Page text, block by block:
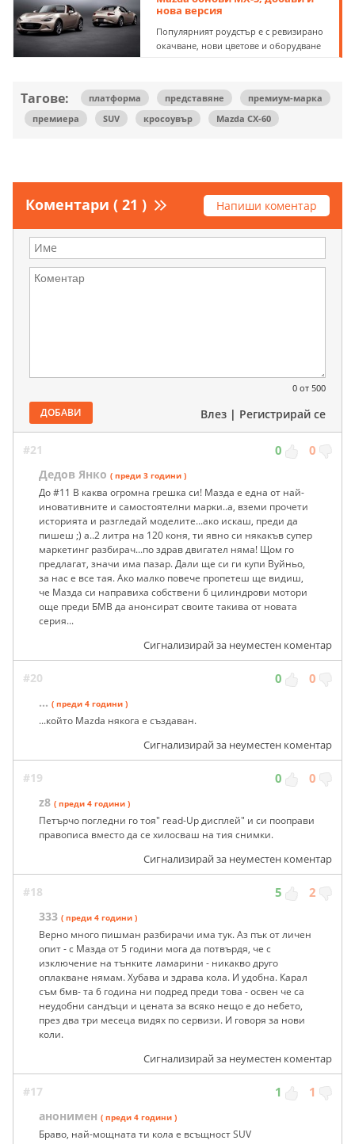
нова версия
Популярният роудстър е с ревизирано
окачване, нови цветове и оборудване
Тагове: платформа представяне
премиум-марка
премиера
SUV кросоувър Mazda CX-60
Коментари ( 21 ) Напиши коментар
0 от 500
ДОБАВИ Влез | Регистрирай се
#21 0 0
Дедов Янко ( преди 3 години )
До #11 В каква огромна грешка си! Мазда е една от най-
иновативните и самостоятелни марки..а, вземи прочети
историята и разгледай моделите...ако искаш, преди да
пишеш ;) а..2 литра на 120 коня, ти явно си някакъв супер
маркетинг разбирач...по здрав двигател няма! Щом го
предлагат, значи има пазар. Дали ще си ги купи Вуйньо,
за нас е все тая. Ако малко повече пропетеш ще видиш,
че Мазда си направиха собствени 6 цилиндрови мотори
още преди БМВ да анонсират своите такива от новата
серия...
Сигнализирай за неуместен коментар
#20 0 0
... ( преди 4 години )
...който Mazda някога е създаван.
Сигнализирай за неуместен коментар
#19 0 0
z8 ( преди 4 години )
Петърчо погледни го тоя" гead-Up дисплей" и си пооправи
правописа вместо да се хилосваш на тия снимки.
Сигнализирай за неуместен коментар
#18 5 2
333 ( преди 4 години )
Верно много пишман разбирачи има тук. Аз пък от личен
опит - с Мазда от 5 години мога да потвърдя, че с
изключение на тънките ламарини - никакво друго
оплакване нямам. Хубава и здрава кола. И удобна. Карал
съм бмв- та 6 година ни подред преди това - освен че са
неудобни сандъци и цената за всяко нещо е до небето,
през два три месеца видях по сервизи. И говоря за нови
коли.
Сигнализирай за неуместен коментар
#17 1 1
анонимен ( преди 4 години )
Браво, най-мощната ти кола е всъщност SUV